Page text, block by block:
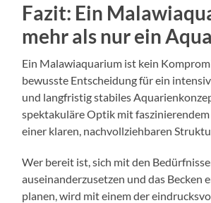
Fazit: Ein
mehr als nur ein
Ein Malawiaquarium ist kein
bewusste Entscheidung für ein
und langfristig stabiles
spektakuläre Optik mit
einer klaren, nachvollziehbaren
Wer bereit ist, sich mit den
auseinanderzusetzen und das Becken
planen, wird mit einem der